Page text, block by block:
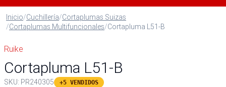
Inicio/Cuchillería/Cortaplumas Suizas
/Cortaplumas Multifuncionales/Cortapluma L51-B
Ruike
Cortapluma L51-B
SKU: PR240305 +5 VENDIDOS